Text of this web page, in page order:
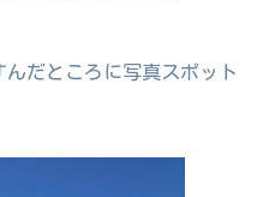
だところに写真スポット